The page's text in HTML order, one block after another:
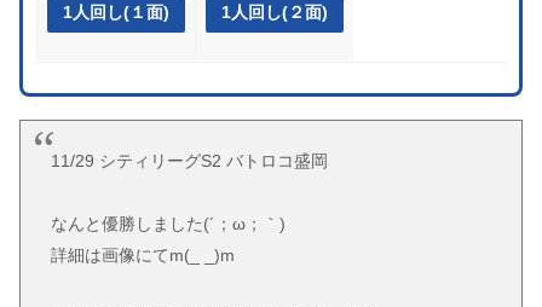
1人回し(１面) 1人回し(２面)
11/29 シティリーグS2 バトロコ盛岡
なんと優勝しました(´；ω；｀)
詳細は画像にてm(_ _)m